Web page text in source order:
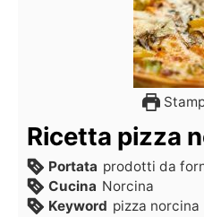
Ricetta pizza
Portata prodotti da
Cucina Norcina
Keyword pizza norcina